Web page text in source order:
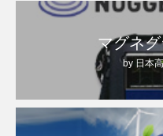
マグネ
by 日本